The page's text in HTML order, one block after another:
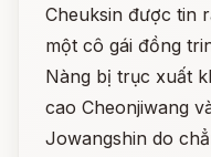
Cheuksin được tin
một cô gái đồng
Nàng bị trục xuất
cao Cheonjiwang
Jowangshin do